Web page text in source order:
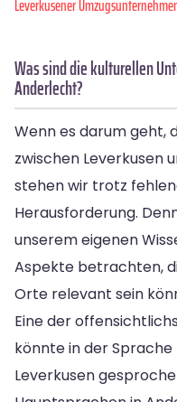
Leverkusener
Was sind die kulturellen
Anderlecht?
Wenn es darum geht,
zwischen Leverkusen
stehen wir trotz
Herausforderung.
unserem eigenen
Aspekte betrachten,
Orte relevant sein
Eine der
könnte in der
Leverkusen